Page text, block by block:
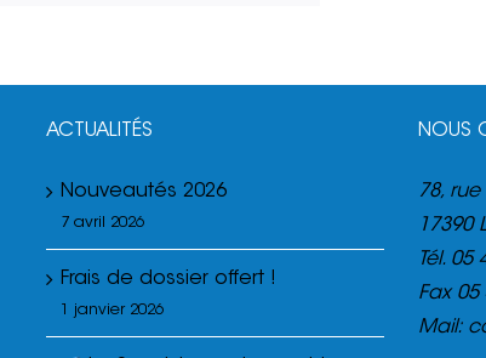
ACTUALITÉS
Nouveautés 2026
7 avril 2026
Frais de dossier offert !
1 janvier 2026
NOUS
78, rue
17390
Tél. 05
Fax 05
Mail: